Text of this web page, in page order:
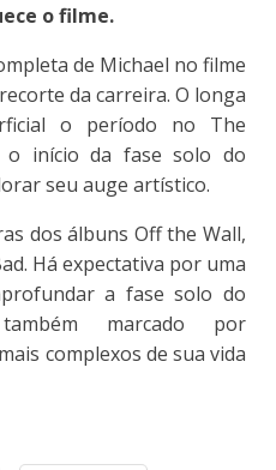
o filme.
de Michael no filme
da carreira. O longa
o período no The
o início da fase solo do
seu auge artístico.
dos álbuns Off the Wall,
Há expectativa por uma
a fase solo do
marcado por
complexos de sua vida